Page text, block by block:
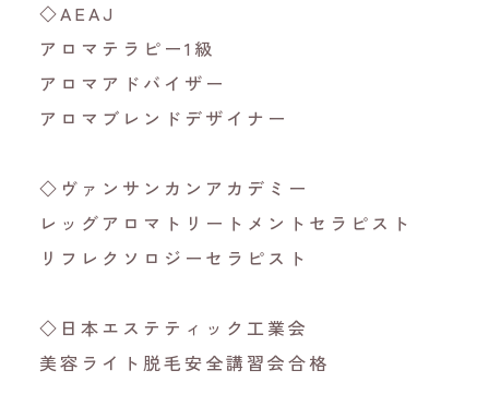
◇AEAJ
アロマテラピー1級
アロマアドバイザー
アロマブレンドデザイナー
◇ヴァンサンカンアカデミー
レッグアロマトリートメントセラピスト
リフレクソロジーセラピスト
◇日本エステティック工業会
美容ライト脱毛安全講習会合格